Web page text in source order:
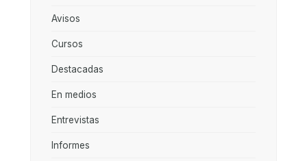
Avisos
Cursos
Destacadas
En medios
Entrevistas
Informes